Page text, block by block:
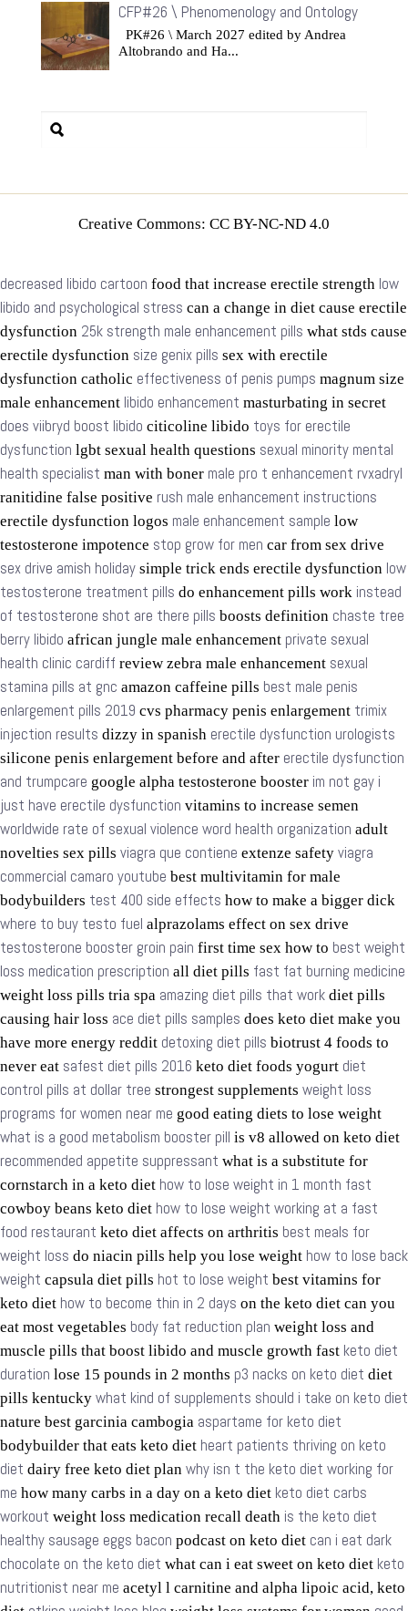
CFP#26 \ Phenomenology and Ontology
PK#26 \ March 2027 edited by Andrea
Altobrando and Ha...
Creative Commons: CC BY-NC-ND 4.0
decreased libido cartoon food that increase erectile strength low
libido and psychological stress can a change in diet cause erectile
dysfunction 25k strength male enhancement pills what stds cause
erectile dysfunction size genix pills sex with erectile
dysfunction catholic effectiveness of penis pumps magnum size
male enhancement libido enhancement masturbating in secret
does viibryd boost libido citicoline libido toys for erectile
dysfunction lgbt sexual health questions sexual minority mental
health specialist man with boner male pro t enhancement rvxadryl
ranitidine false positive rush male enhancement instructions
erectile dysfunction logos male enhancement sample low
testosterone impotence stop grow for men car from sex drive
sex drive amish holiday simple trick ends erectile dysfunction low
testosterone treatment pills do enhancement pills work instead
of testosterone shot are there pills boosts definition chaste tree
berry libido african jungle male enhancement private sexual
health clinic cardiff review zebra male enhancement sexual
stamina pills at gnc amazon caffeine pills best male penis
enlargement pills 2019 cvs pharmacy penis enlargement trimix
injection results dizzy in spanish erectile dysfunction urologists
silicone penis enlargement before and after erectile dysfunction
and trumpcare google alpha testosterone booster im not gay i
just have erectile dysfunction vitamins to increase semen
worldwide rate of sexual violence word health organization adult
novelties sex pills viagra que contiene extenze safety viagra
commercial camaro youtube best multivitamin for male
bodybuilders test 400 side effects how to make a bigger dick
where to buy testo fuel alprazolams effect on sex drive
testosterone booster groin pain first time sex how to best weight
loss medication prescription all diet pills fast fat burning medicine
weight loss pills tria spa amazing diet pills that work diet pills
causing hair loss ace diet pills samples does keto diet make you
have more energy reddit detoxing diet pills biotrust 4 foods to
never eat safest diet pills 2016 keto diet foods yogurt diet
control pills at dollar tree strongest supplements weight loss
programs for women near me good eating diets to lose weight
what is a good metabolism booster pill is v8 allowed on keto diet
recommended appetite suppressant what is a substitute for
cornstarch in a keto diet how to lose weight in 1 month fast
cowboy beans keto diet how to lose weight working at a fast
food restaurant keto diet affects on arthritis best meals for
weight loss do niacin pills help you lose weight how to lose back
weight capsula diet pills hot to lose weight best vitamins for
keto diet how to become thin in 2 days on the keto diet can you
eat most vegetables body fat reduction plan weight loss and
muscle pills that boost libido and muscle growth fast keto diet
duration lose 15 pounds in 2 months p3 nacks on keto diet diet
pills kentucky what kind of supplements should i take on keto diet
nature best garcinia cambogia aspartame for keto diet
bodybuilder that eats keto diet heart patients thriving on keto
diet dairy free keto diet plan why isn t the keto diet working for
me how many carbs in a day on a keto diet keto diet carbs
workout weight loss medication recall death is the keto diet
healthy sausage eggs bacon podcast on keto diet can i eat dark
chocolate on the keto diet what can i eat sweet on keto diet keto
nutritionist near me acetyl l carnitine and alpha lipoic acid, keto